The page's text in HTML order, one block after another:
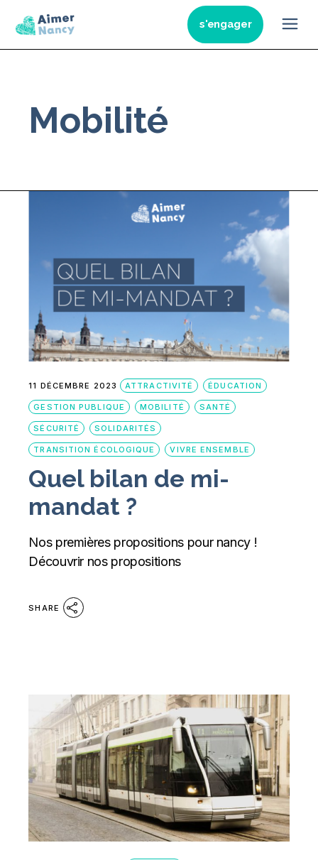
the
s'engager
Mobilité
11 DÉCEMBRE 2023 ATTRACTIVITÉ ÉDUCATION
GESTION PUBLIQUE MOBILITÉ SANTÉ
SÉCURITÉ SOLIDARITÉS
TRANSITION ÉCOLOGIQUE VIVRE ENSEMBLE
Quel bilan de mi-
mandat ?
Nos premières propositions pour nancy !
Découvrir nos propositions
SHARE